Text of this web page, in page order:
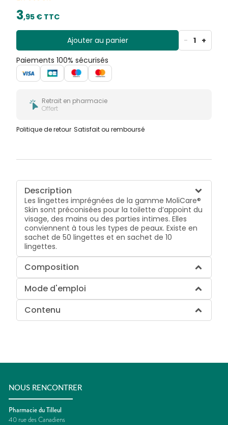
3,95 € TTC
Ajouter au panier - 1 +
Paiements 100% sécurisés
Retrait en pharmacie
Offert
Politique de retour Satisfait ou remboursé
Description
Les lingettes imprégnées de la gamme MoliCare®
Skin sont préconisées pour la toilette d’appoint du
visage, des mains ou des parties intimes. Elles
conviennent à tous les types de peaux. Existe en
sachet de 50 lingettes et en sachet de 10
lingettes.
Composition
Mode d'emploi
Contenu
NOUS RENCONTRER
Pharmacie du Tilleul
40 rue des Canadiens